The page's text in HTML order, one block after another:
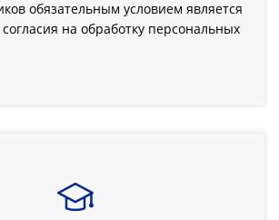
обязательным условием является
на обработку персональных